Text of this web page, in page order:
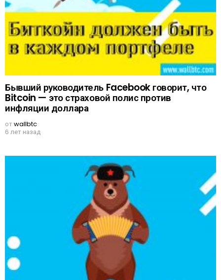
Бывший руководитель Facebook говорит, что
Bitcoin — это страховой полис против
инфляции доллара
отwallbtc
6 лет назад